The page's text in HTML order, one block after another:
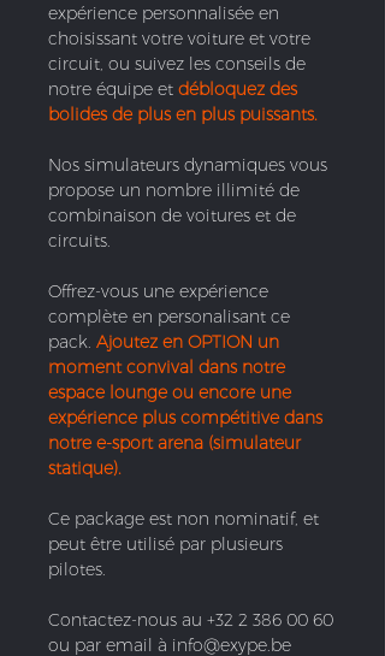
expérience personnalisée en
choisissant votre voiture et votre
circuit, ou suivez les conseils de
notre équipe et débloquez des
bolides de plus en plus puissants.
Nos simulateurs dynamiques vous
propose un nombre illimité de
combinaison de voitures et de
circuits.
Offrez-vous une expérience
complète en personalisant ce
pack. Ajoutez en OPTION un
moment convival dans notre
espace lounge ou encore une
expérience plus compétitive dans
notre e-sport arena (simulateur
statique).
Ce package est non nominatif, et
peut être utilisé par plusieurs
pilotes.
Contactez-nous au +32 2 386 00 60
ou par email à info@exype.be